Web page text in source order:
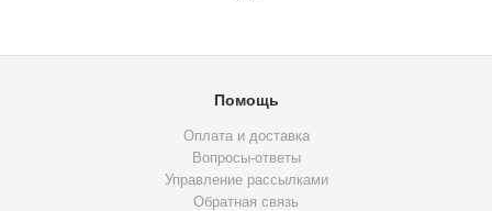
Помощь
Оплата и доставка
Вопросы-ответы
Управление рассылками
Обратная связь